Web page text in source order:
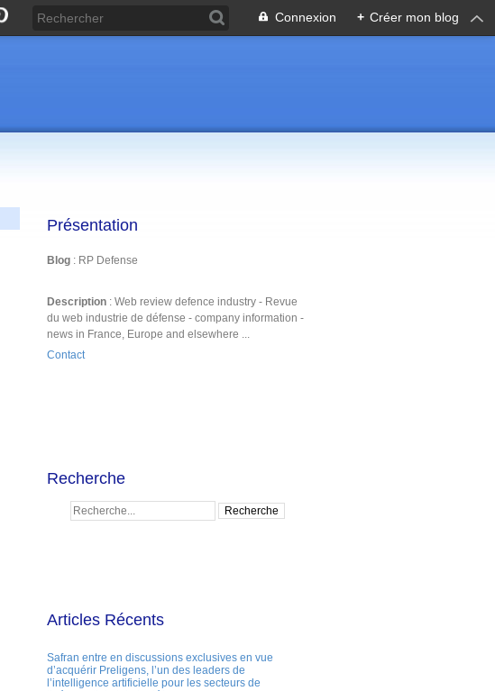
Connexion + Créer mon blog
Présentation
Blog : RP Defense
Description : Web review defence industry - Revue
du web industrie de défense - company information -
news in France, Europe and elsewhere ...
Contact
Recherche
Articles Récents
Safran entre en discussions exclusives en vue
d’acquérir Preligens, l’un des leaders de
l’intelligence artificielle pour les secteurs de